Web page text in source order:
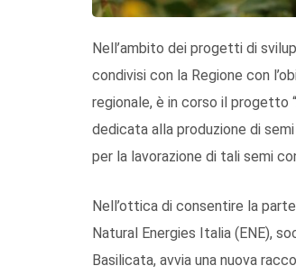
Nell’ambito dei progetti di
condivisi con la Regione con
regionale, è in corso il progetto
dedicata alla produzione di
per la lavorazione di tali semi
Nell’ottica di consentire la
Natural Energies Italia (ENE),
Basilicata, avvia una nuova